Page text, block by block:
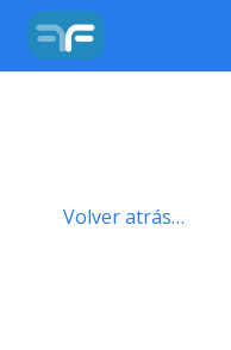
Volver atrás…